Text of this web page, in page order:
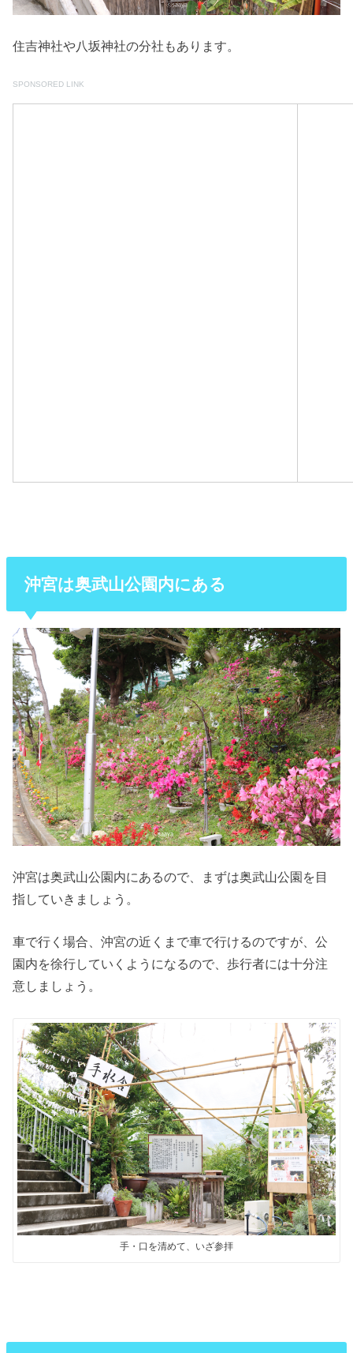
住吉神社や八坂神社の分社もあります。
SPONSORED LINK
沖宮は奥武山公園内にある
沖宮は奥武山公園内にあるので、まずは奥武山公園を目
指していきましょう。
車で行く場合、沖宮の近くまで車で行けるのですが、公
園内を徐行していくようになるので、歩行者には十分注
意しましょう。
手・口を清めて、いざ参拝